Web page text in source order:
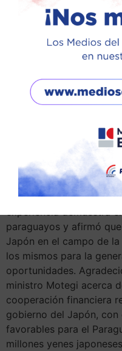
Pacífico, logrando así
competitividad
alternativas orientadas
entre el Mercosur y
desarrollo del Paraguay
recibida a lo largo de
canciller Federico
modelo a escala del
GUARANISAT-1, que
profesionales
satélite será lanzado
japonés y constituye
nuevas áreas de
experiencia demuestra
paraguayos y afirmó
Japón en el campo de
los mismos para la
oportunidades.
ministro Motegi acerca
cooperación financiera
gobierno del Japón,
favorables para el
millones yenes